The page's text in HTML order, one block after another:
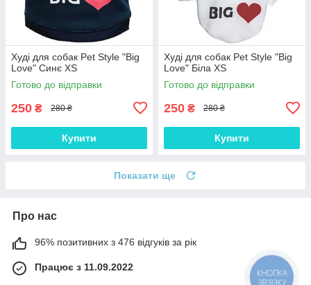
Худі для собак Pet Style "Big
Love" Синє XS
Готово до відправки
250 ₴ 280 ₴
Купити
Худі для собак Pet Style "Big
Love" Біла XS
Готово до відправки
250 ₴ 280 ₴
Купити
Показати ще
Про нас
96% позитивних з 476 відгуків за рік
Працює з 11.09.2022
КНОПКА
ЗВ'ЯЗКУ